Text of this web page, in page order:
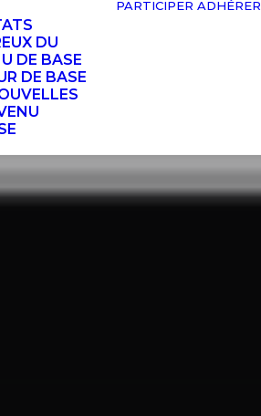
DU
DE BASE
DE BASE
PARTICIPER ADHÉRER